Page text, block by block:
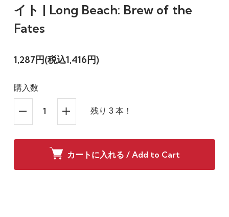
イト | Long Beach: Brew of the
Fates
1,287円(税込1,416円)
購入数
残り 3 本！
カートに入れる / Add to Cart